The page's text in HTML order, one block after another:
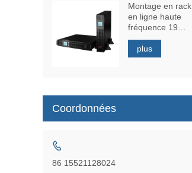
Montage en rack
en ligne haute
fréquence 19
pouces 1kva
plus
Coordonnées

86 15521128024